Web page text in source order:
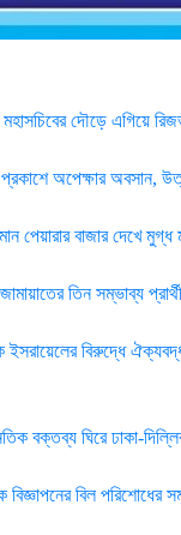
দৌড়ে এগিয়ে
অপেক্ষার অবসান,
পেয়ারার বাজার দেখে মুগ্ধ
তিন সম্ভাব্য
ইসরায়েলের বিরুদ্ধে
বক্তব্য ঘিরে ঢাকা-
বিজ্ঞাপনের বিল পরিশোধের